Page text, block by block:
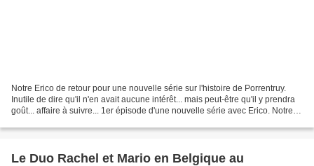
Notre Erico de retour pour une nouvelle série sur l'histoire de Porrentruy.
Inutile de dire qu'il n'en avait aucune intérêt... mais peut-être qu'il y prendra
goût... affaire à suivre... 1er épisode d'une nouvelle série avec Erico. Notre
Le Duo Rachel et Mario en Belgique au